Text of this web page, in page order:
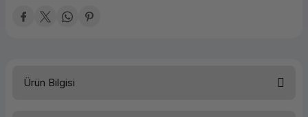
Ürün Bilgisi